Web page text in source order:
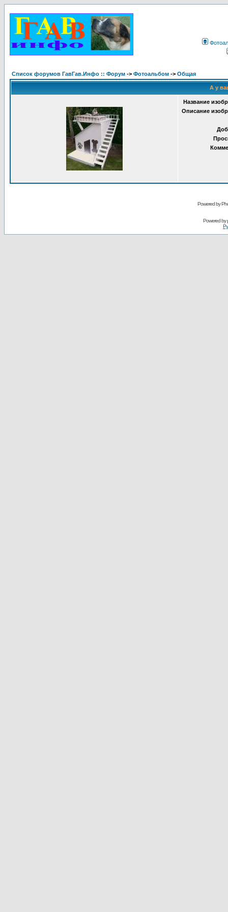
Список форумов ГавГав.Инфо :: Форум -> Фотоальбом -> Общая
А у
Название
Описание
Powered by
Powered by